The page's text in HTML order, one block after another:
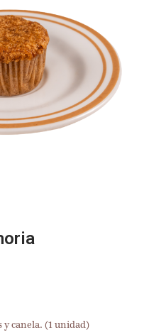
y canela. (1 unidad)